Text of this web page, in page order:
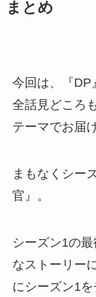
まとめ
今回は、
『
全話見どころ
テーマでお届
まもなくシー
官』。
シーズン1の
なストーリー
にシーズン1を